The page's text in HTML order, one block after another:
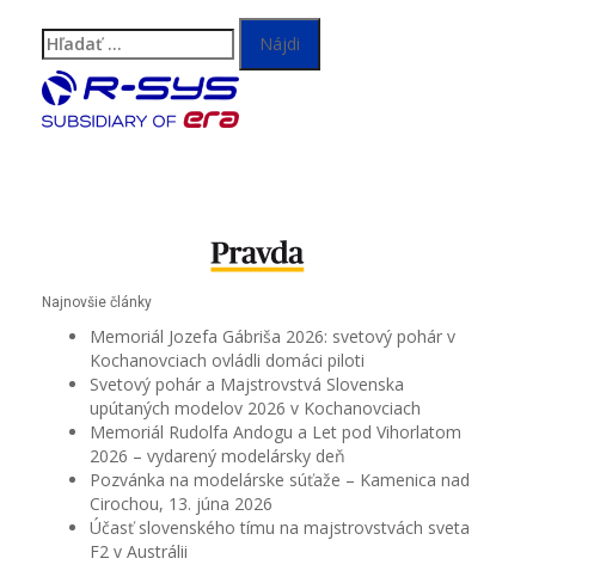
Hľadať:
Najnovšie články
Memoriál Jozefa Gábriša 2026: svetový pohár v
Kochanovciach ovládli domáci piloti
Svetový pohár a Majstrovstvá Slovenska
upútaných modelov 2026 v Kochanovciach
Memoriál Rudolfa Andogu a Let pod Vihorlatom
2026 – vydarený modelársky deň
Pozvánka na modelárske súťaže – Kamenica nad
Cirochou, 13. júna 2026
Účasť slovenského tímu na majstrovstvách sveta
F2 v Austrálii